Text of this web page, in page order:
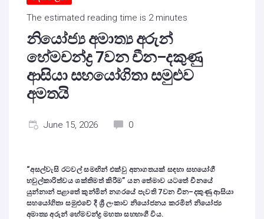
The estimated reading time is 2 minutes
නියෝජ්‍ය අමාත්‍ය අරුන්
හේමචන්ද්‍ර 7වන චීන–දකුණු
ආසියා සහයෝගිතා සමුළුව
අමතයි
June 15, 2026 0
“අසල්වැසි රටවල් සමඟින් එක්වු අනාගතයක් සඳහා සහයෝගී
හවුල්කාරිත්වය ශක්තිමත් කිරීම” යන තේමාව යටතේ චීනයේ
යුන්නාන් පළාතේ කුන්මින් නගරයේ පැවති 7වන චීන–දකුණු ආසියා
සහයෝගිතා සමුළුවේ දී ශ්‍රී ලංකාව නියෝජනය කරමින් නියෝජ්‍ය
අමාත්‍ය අරුන් හේමචන්ද්‍ර මහතා සහභාගී විය.